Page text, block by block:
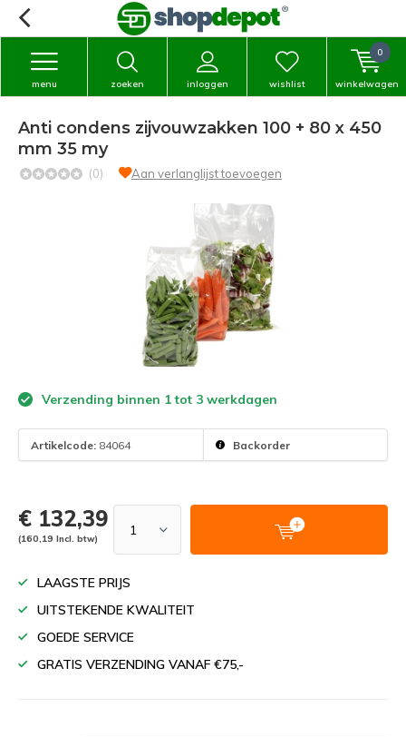
zoeken inloggen
menu wishlist winkelwagen
0
Anti condens zijvouwzakken 100 + 80 x 450
mm 35 my
(0) Aan verlanglijst toevoegen
Verzending binnen 1 tot 3 werkdagen
Artikelcode: 84064 Backorder
€ 132,39
(160,19 Incl. btw)
LAAGSTE PRIJS
UITSTEKENDE KWALITEIT
GOEDE SERVICE
GRATIS VERZENDING VANAF €75,-